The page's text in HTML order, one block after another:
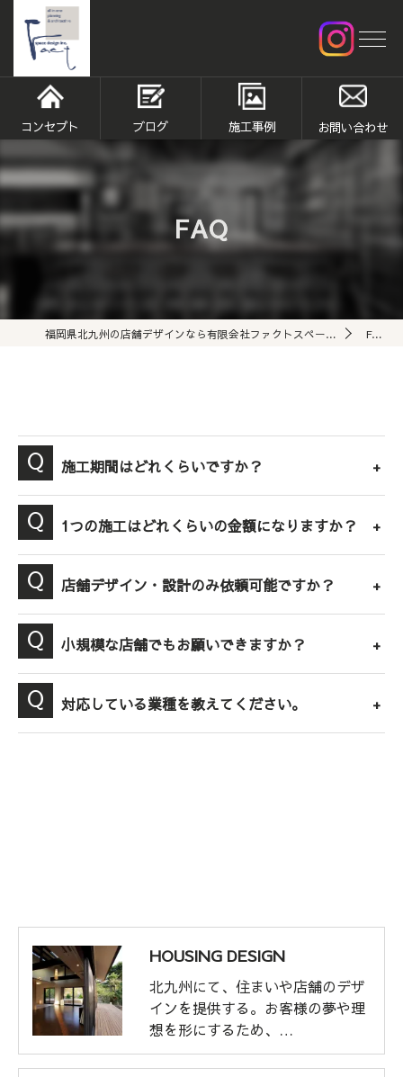
コンセプト ブログ 施工事例 お問い合わせ
FAQ
福岡県北九州の店舗デザインなら有限会社ファクトスペースデザイン FAQ
施工期間はどれくらいですか？
1つの施工はどれくらいの金額になりますか？
店舗デザイン・設計のみ依頼可能ですか？
小規模な店舗でもお願いできますか？
対応している業種を教えてください。
HOUSING DESIGN
北九州にて、住まいや店舗のデザ
インを提供する。お客様の夢や理
想を形にするため、…